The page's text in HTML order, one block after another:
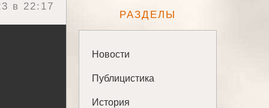
в 22:17
РАЗДЕЛЫ
Новости
Публицистика
История